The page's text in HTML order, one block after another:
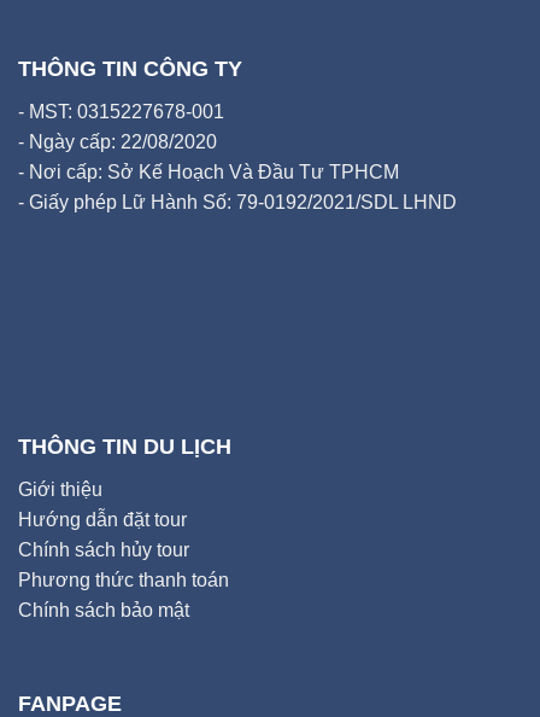
THÔNG TIN CÔNG TY
- MST: 0315227678-001
- Ngày cấp: 22/08/2020
- Nơi cấp: Sở Kế Hoạch Và Đầu Tư TPHCM
- Giấy phép Lữ Hành Số: 79-0192/2021/SDL LHND
THÔNG TIN DU LỊCH
Giới thiệu
Hướng dẫn đặt tour
Chính sách hủy tour
Phương thức thanh toán
Chính sách bảo mật
FANPAGE